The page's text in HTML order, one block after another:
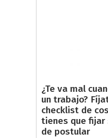
¿Te va mal
un trabajo?
checklist de
tienes que fijar
de postular